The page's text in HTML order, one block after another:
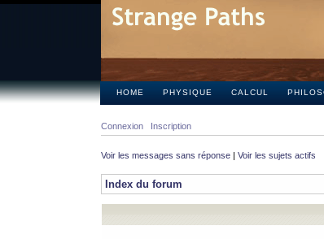
HOME PHYSIQUE CALCUL
Connexion Inscription
Voir les messages sans réponse | Voir les sujets actifs
Index du forum